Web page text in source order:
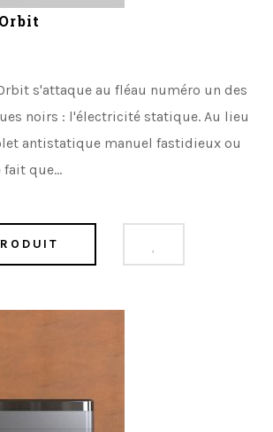
s'attaque au fléau numéro un des
noirs : l'électricité statique. Au lieu
antistatique manuel fastidieux ou
que...